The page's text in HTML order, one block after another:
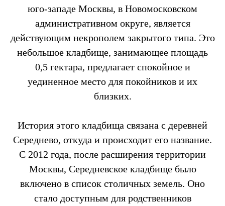
юго-западе Москвы, в Новомосковском
административном округе, является
действующим некрополем закрытого типа. Это
небольшое кладбище, занимающее площадь
0,5 гектара, предлагает спокойное и
уединенное место для покойников и их
близких.
История этого кладбища связана с деревней
Середнево, откуда и происходит его название.
С 2012 года, после расширения территории
Москвы, Середневское кладбище было
включено в список столичных земель. Оно
стало доступным для родственников